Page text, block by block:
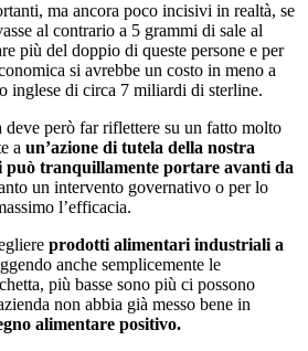
ma ancora poco incisivi in realtà, se
al contrario a 5 grammi di sale al
più del doppio di queste persone e per
si avrebbe un costo in meno a
inglese di circa 7 miliardi di sterline.
deve però far riflettere su un fatto molto
a un’azione di tutela della nostra
può tranquillamente portare avanti da
un intervento governativo o per lo
l’efficacia.
prodotti alimentari industriali a
anche semplicemente le
più basse sono più ci possono
non abbia già messo bene in
alimentare positivo.